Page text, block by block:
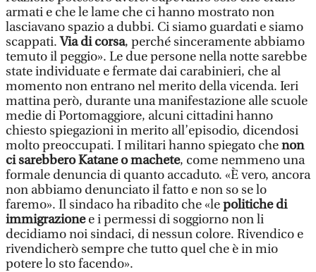
armati e che le lame che ci hanno mostrato non
lasciavano spazio a dubbi. Ci siamo guardati e siamo
scappati.Via di corsa, perché sinceramente abbiamo
temuto il peggio». Le due persone nella notte sarebbe
state individuate e fermate dai carabinieri, che al
momento non entrano nel merito della vicenda. Ieri
mattina però, durante una manifestazione alle scuole
medie di Portomaggiore, alcuni cittadini hanno
chiesto spiegazioni in merito all’episodio, dicendosi
molto preoccupati. I militari hanno spiegato chenon
ci sarebbero Katane o machete, come nemmeno una
formale denuncia di quanto accaduto. «È vero, ancora
non abbiamo denunciato il fatto e non so se lo
faremo». Il sindaco ha ribadito che «lepolitiche di
immigrazionee i permessi di soggiorno non li
decidiamo noi sindaci, di nessun colore. Rivendico e
rivendicherò sempre che tutto quel che è in mio
potere lo sto facendo».